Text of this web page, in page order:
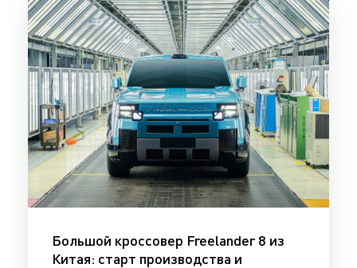
Большой кроссовер Freelander 8 из
Китая: старт производства и